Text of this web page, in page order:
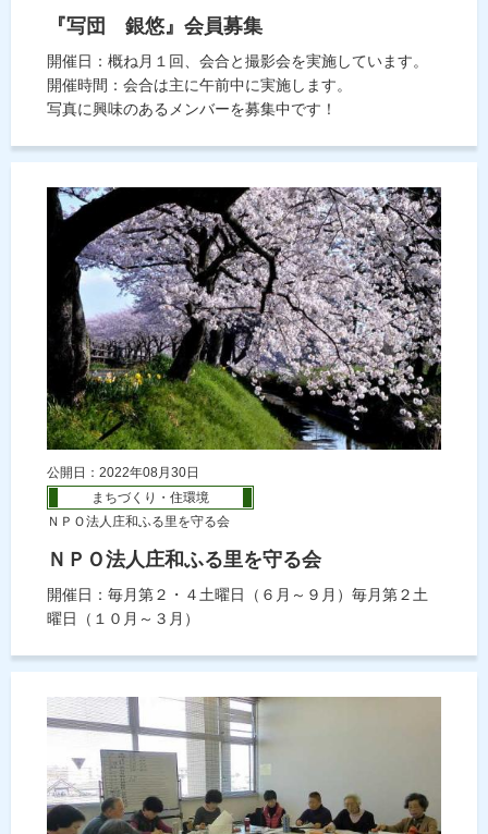
『写団 銀悠』会員募集
開催日：概ね月１回、会合と撮影会を実施しています。
開催時間：会合は主に午前中に実施します。
写真に興味のあるメンバーを募集中です！
公開日：2022年08月30日
まちづくり・住環境
ＮＰＯ法人庄和ふる里を守る会
ＮＰＯ法人庄和ふる里を守る会
開催日：毎月第２・４土曜日（６月～９月）毎月第２土
曜日（１０月～３月）